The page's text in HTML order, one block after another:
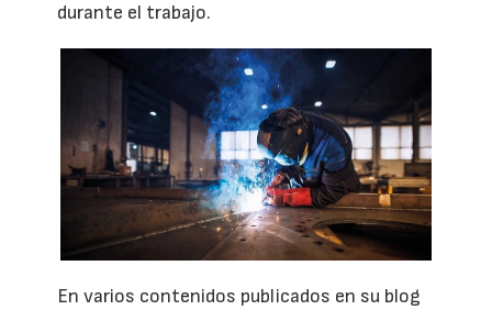
durante el trabajo.
En varios contenidos publicados en su blog